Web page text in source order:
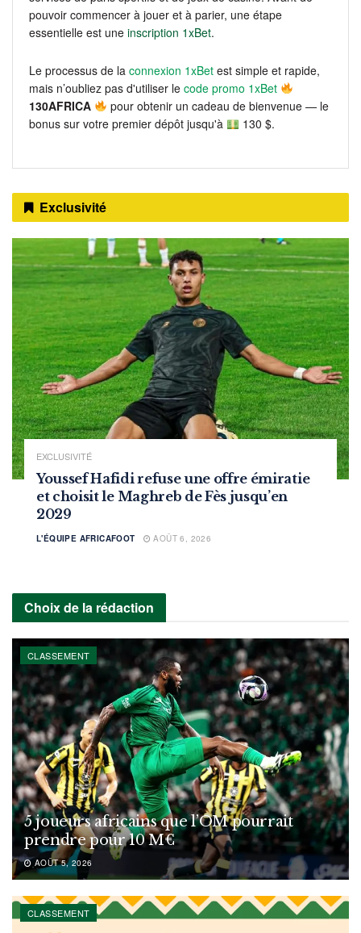
pouvoir commencer à jouer et à parier, une étape
essentielle est une inscription 1xBet.
Le processus de la connexion 1xBet est simple et rapide,
mais n’oubliez pas d'utiliser le code promo 1xBet
130AFRICA
pour obtenir un cadeau de bienvenue — le
bonus sur votre premier dépôt jusqu'à
130 $.
Exclusivité
EXCLUSIVITÉ
Youssef Hafidi refuse une offre émiratie
et choisit le Maghreb de Fès jusqu’en
2029
L'ÉQUIPE AFRICAFOOT AOÛT 6, 2026
Choix de la rédaction
CLASSEMENT
5 joueurs africains que l’OM pourrait
prendre pour 10 M€
AOÛT 5, 2026
CLASSEMENT